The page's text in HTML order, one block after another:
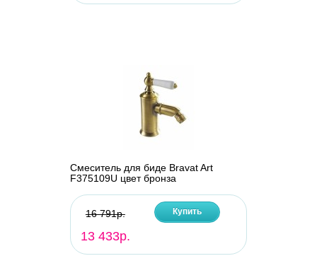
Смеситель для биде Bravat Art
F375109U цвет бронза
16 791р.
13 433р.
Купить